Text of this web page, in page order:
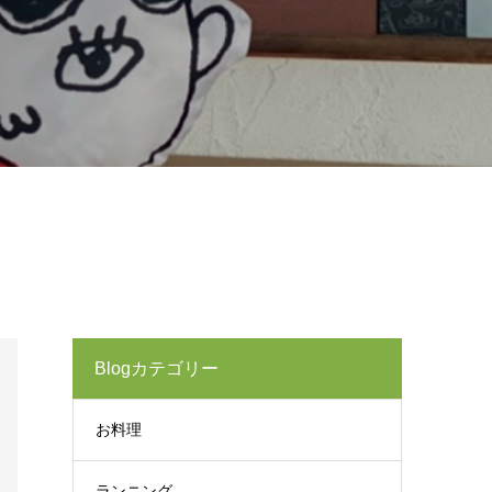
Blogカテゴリー
お料理